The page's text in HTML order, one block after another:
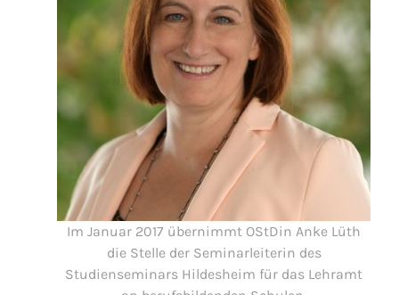
Im Januar 2017 übernimmt OStDin Anke Lüth
die Stelle der Seminarleiterin des
Studienseminars Hildesheim für das Lehramt